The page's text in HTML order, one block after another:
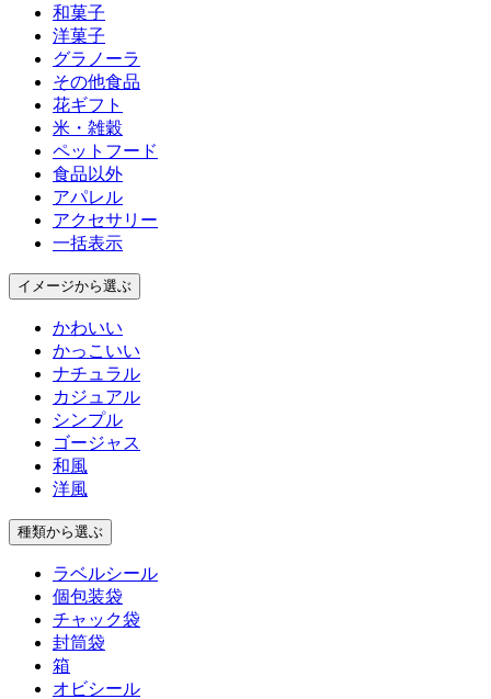
和菓子
洋菓子
グラノーラ
その他食品
花ギフト
米・雑穀
ペットフード
食品以外
アパレル
アクセサリー
一括表示
イメージから選ぶ
かわいい
かっこいい
ナチュラル
カジュアル
シンプル
ゴージャス
和風
洋風
種類から選ぶ
ラベルシール
個包装袋
チャック袋
封筒袋
箱
オビシール